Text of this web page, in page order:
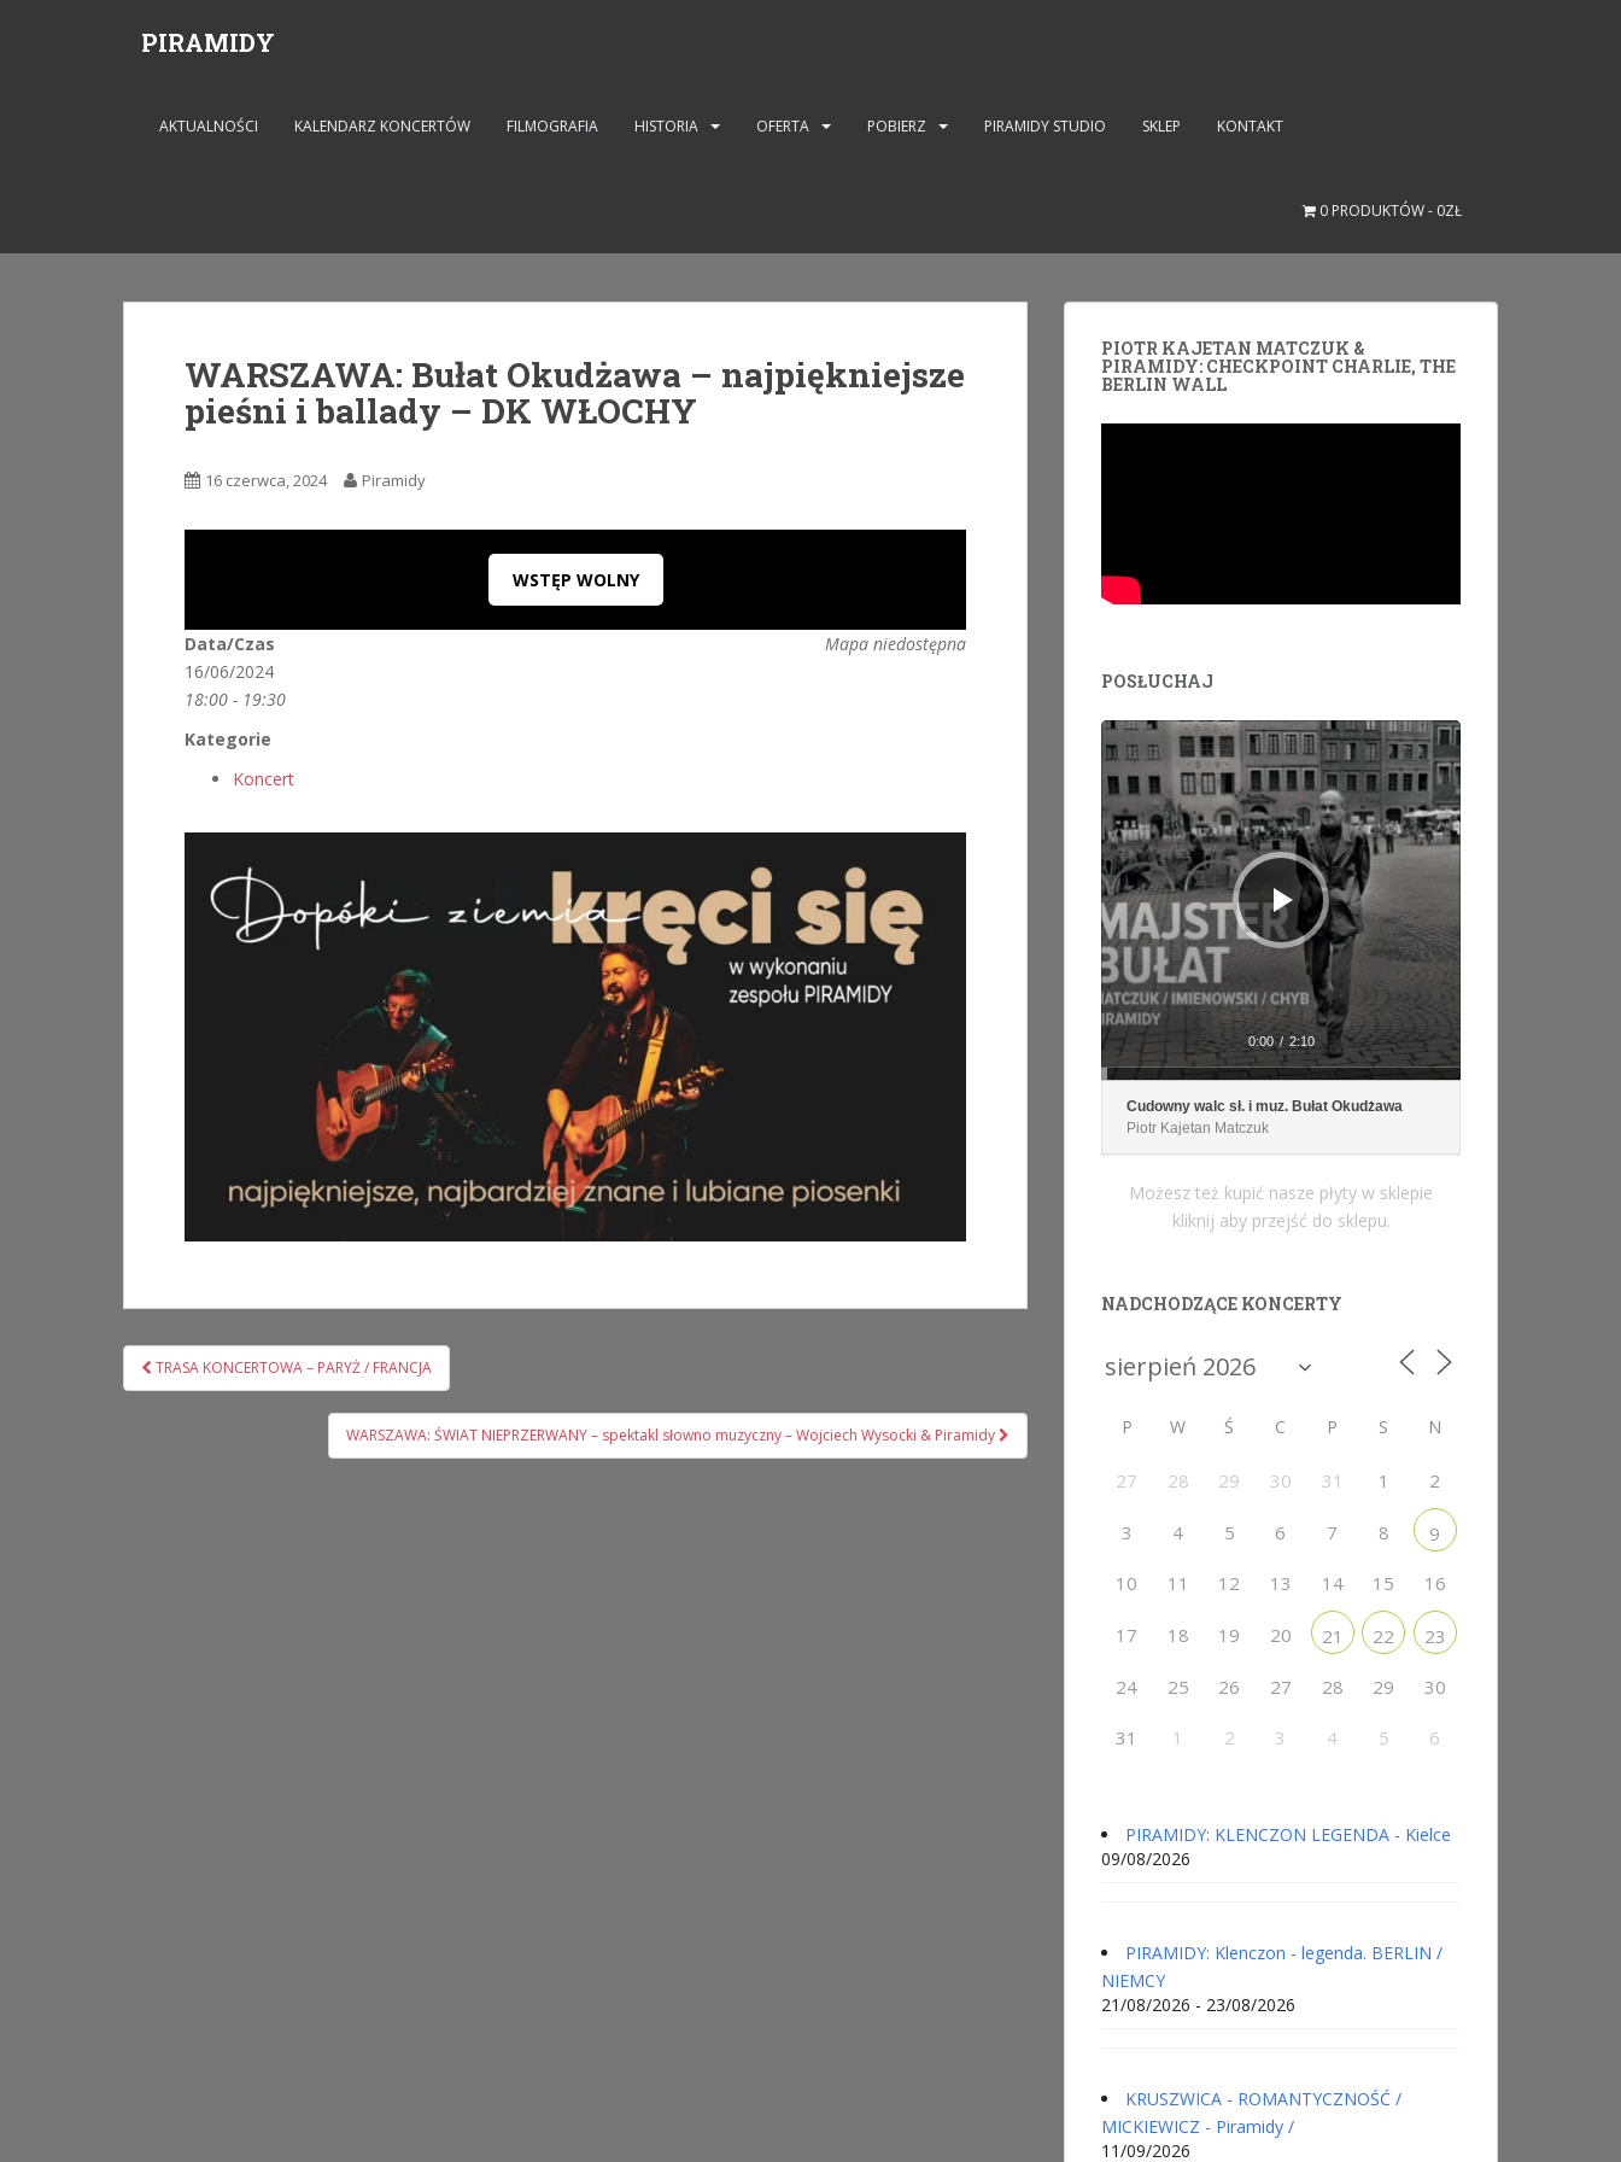
PIRAMIDY
AKTUALNOŚCI KALENDARZ KONCERTÓW FILMOGRAFIA HISTORIA OFERTA POBIERZ PIRAMIDY STUDIO SKLEP KONTAKT
0 PRODUKTÓW 0ZŁ
WARSZAWA: Bułat Okudżawa – najpiękniejsze
pieśni i ballady – DK WŁOCHY
16 czerwca, 2024 Piramidy
WSTĘP WOLNY
Mapa niedostępna
Data/Czas
16/06/2024
18:00 - 19:30
Kategorie
Koncert
Nawigacja
wpisu
TRASA KONCERTOWA – PARYŻ / FRANCJA
WARSZAWA: ŚWIAT NIEPRZERWANY – spektakl słowno muzyczny – Wojciech Wysocki & Piramidy
PIOTR KAJETAN MATCZUK &
PIRAMIDY: CHECKPOINT CHARLIE, THE
BERLIN WALL
POSŁUCHAJ
Odtwarzacz
plików
dźwiękowych
0:00 / 2:10
Cudowny walc sł. i muz. Bułat Okudżawa
Piotr Kajetan Matczuk
Możesz też kupić nasze płyty w sklepie
kliknij aby przejść do sklepu.
NADCHODZĄCE KONCERTY
P W Ś C P S N
27 28 29 30 31 1 2
3 4 5 6 7 8 9
10 11 12 13 14 15 16
17 18 19 20 21 22 23
24 25 26 27 28 29 30
31 1 2 3 4 5 6
PIRAMIDY: KLENCZON LEGENDA - Kielce
09/08/2026
PIRAMIDY: Klenczon - legenda. BERLIN /
NIEMCY
21/08/2026 - 23/08/2026
KRUSZWICA - ROMANTYCZNOŚĆ /
MICKIEWICZ - Piramidy /
11/09/2026